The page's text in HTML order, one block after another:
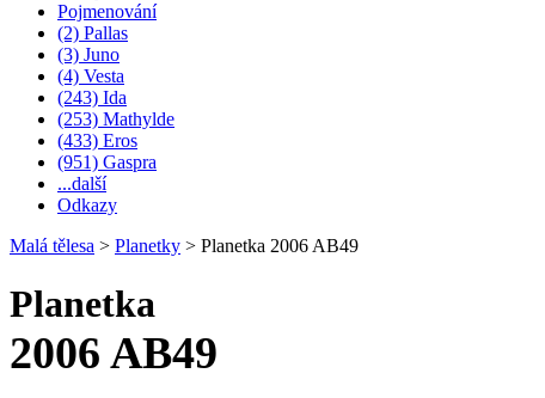
Pojmenování
(2) Pallas
(3) Juno
(4) Vesta
(243) Ida
(253) Mathylde
(433) Eros
(951) Gaspra
...další
Odkazy
Malá tělesa > Planetky > Planetka 2006 AB49
Planetka
2006 AB49